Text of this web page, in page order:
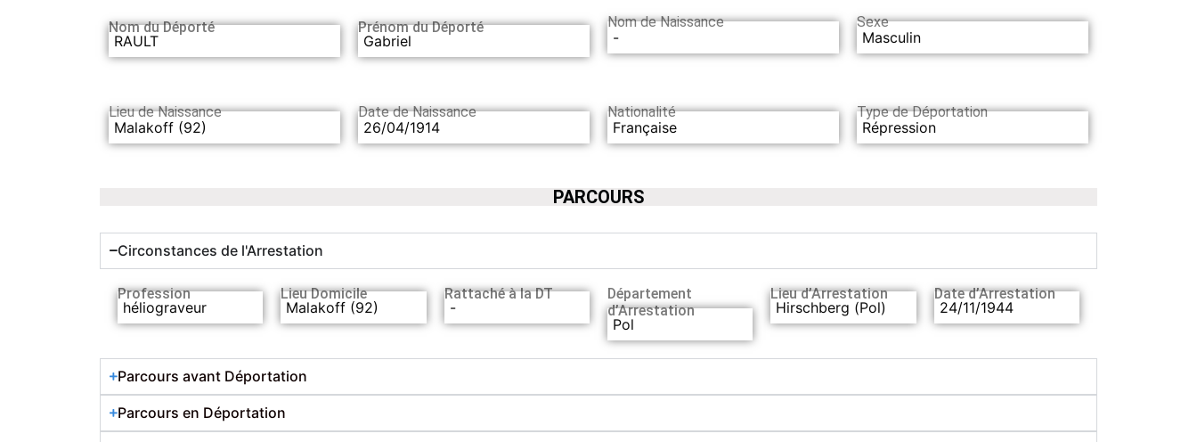
Nom du Déporté
RAULT
Prénom du Déporté
Gabriel
Nom de Naissance
-
Sexe
Masculin
Lieu de Naissance
Malakoff (92)
Date de Naissance
26/04/1914
Nationalité
Française
Type de Déportation
Répression
PARCOURS
Circonstances de l'Arrestation
Profession
héliograveur
Lieu Domicile
Malakoff (92)
Rattaché à la DT
-
Département
d’Arrestation
Pol
Lieu d’Arrestation
Hirschberg (Pol)
Date d’Arrestation
24/11/1944
Parcours avant Déportation
Parcours en Déportation